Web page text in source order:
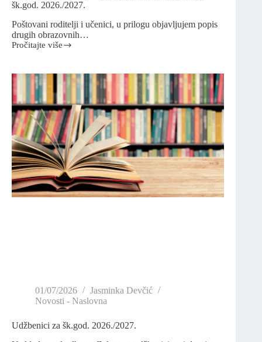
šk.god. 2026./2027.
Poštovani roditelji i učenici, u prilogu objavljujem popis
drugih obrazovnih…
Pročitajte više
01/07/2026
Jasminka Devčić
Novosti - Naslovna
Udžbenici za šk.god. 2026./2027.